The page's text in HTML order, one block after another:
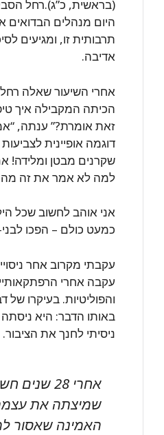
(בראשית, כ”ג).רחל
היום מנהלים הבדואים
תרבותית זו, ומגיעים
אדיבה.
אחרי השיעור שאלה
הכיתה המקבילה איך
זאת אומרת?” ענתה,
דוגמה אופיינית
שקרנים מבטן ומלידה!
למה לא אמר את זה
אני אוהב לחשוב שכל
כמעט כולם – הפכו
עקבתי מקרוב אחר
עקבה אחרי
והפוליטיות. בעיקרו של
באותו הדבר: היא
ניסיתי לחנך את הציבור.
אחרי 28
שמיצתה את
האמינה שאסור